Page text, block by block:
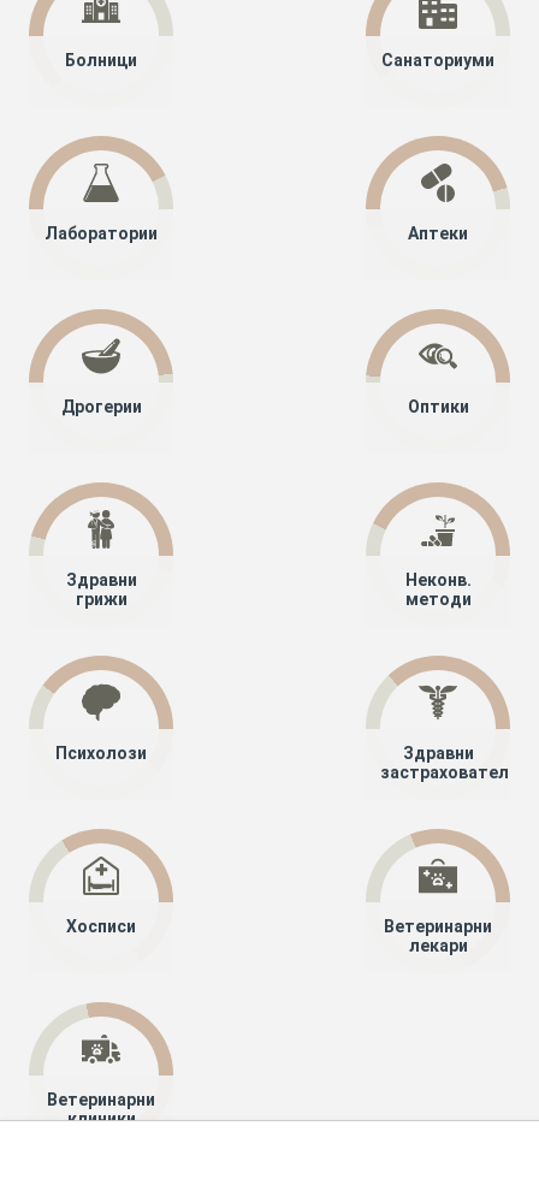
Болници Санаториуми
Лаборатории Аптеки
Дрогерии Оптики
Здравни
грижи
Неконв.
методи
Психолози
Здравни
застрахователи
Хосписи
Ветеринарни
лекари
Ветеринарни
клиники